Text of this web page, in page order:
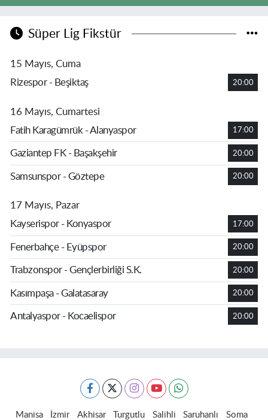
Süper Lig Fikstür
15 Mayıs, Cuma
Rizespor - Beşiktaş
20:00
16 Mayıs, Cumartesi
Fatih Karagümrük - Alanyaspor
17:00
Gaziantep FK - Başakşehir 20:00
Samsunspor - Göztepe 20:00
17 Mayıs, Pazar
Kayserispor - Konyaspor
17:00
Fenerbahçe - Eyüpspor 20:00
Trabzonspor - Gençlerbirliği S.K. 20:00
Kasımpaşa - Galatasaray 20:00
Antalyaspor - Kocaelispor 20:00
Manisa İzmir Akhisar Turgutlu Salihli Saruhanlı
Soma